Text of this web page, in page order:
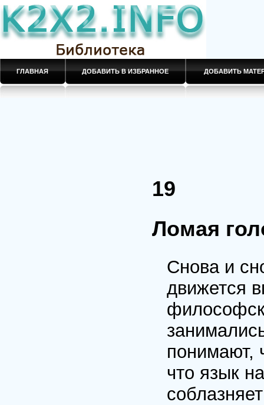
ГЛАВНАЯ ДОБАВИТЬ В ИЗБРАННОЕ ДОБАВИТЬ
19
Ломая
Снова и
движется
понимают,
что язык